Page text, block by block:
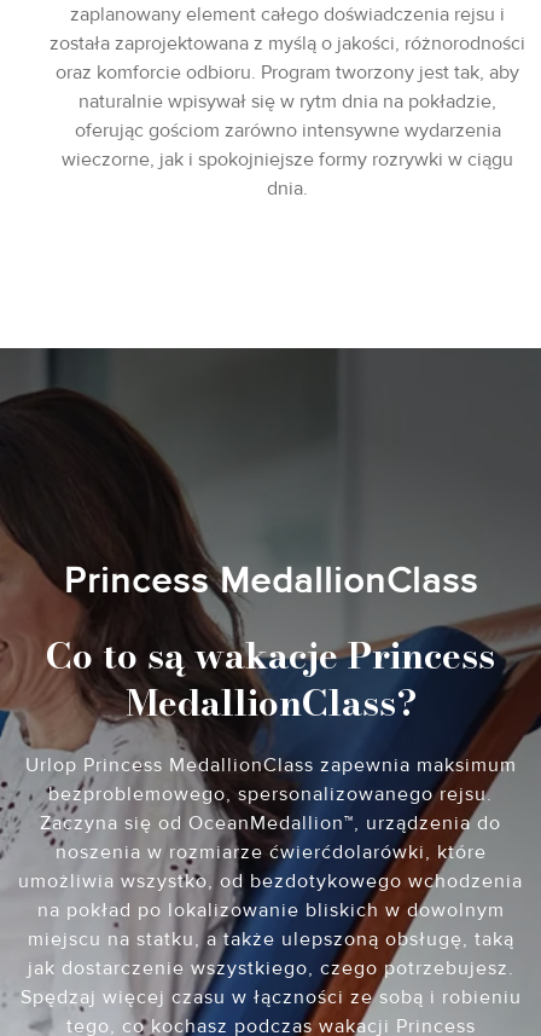
zaplanowany element całego doświadczenia rejsu i
została zaprojektowana z myślą o jakości, różnorodności
oraz komforcie odbioru. Program tworzony jest tak, aby
naturalnie wpisywał się w rytm dnia na pokładzie,
oferując gościom zarówno intensywne wydarzenia
wieczorne, jak i spokojniejsze formy rozrywki w ciągu
dnia.
Princess MedallionClass
Co to są wakacje Princess
MedallionClass?
Urlop Princess MedallionClass zapewnia maksimum
bezproblemowego, spersonalizowanego rejsu.
Zaczyna się od OceanMedallion™, urządzenia do
noszenia w rozmiarze ćwierćdolarówki, które
umożliwia wszystko, od bezdotykowego wchodzenia
na pokład po lokalizowanie bliskich w dowolnym
miejscu na statku, a także ulepszoną obsługę, taką
jak dostarczenie wszystkiego, czego potrzebujesz.
Spędzaj więcej czasu w łączności ze sobą i robieniu
tego, co kochasz podczas wakacji Princess